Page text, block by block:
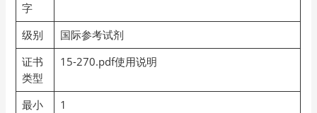
字
级别
国际参考试剂
证书
类型
15-270.pdf使用说明
最小
1